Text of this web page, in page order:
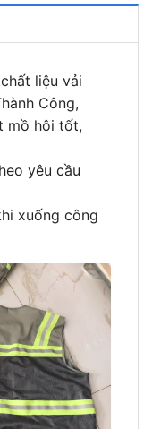
liệu vải
Công,
mồ hôi tốt,
yêu cầu
xuống công